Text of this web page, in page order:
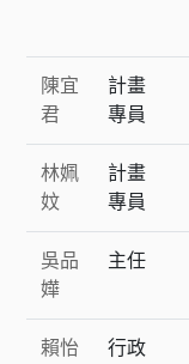
陳宜
君
計畫
專員
林姵
妏
計畫
專員
吳品
嬅
主任
賴怡
行政